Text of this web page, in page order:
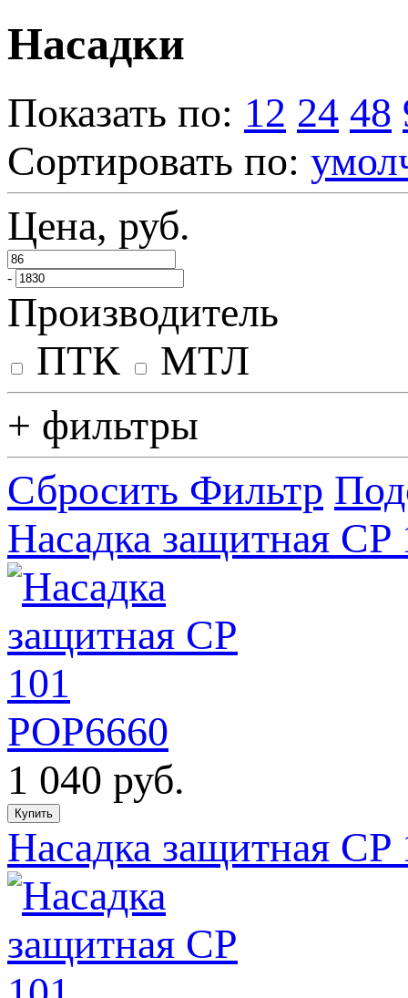
Насадки
Показать по: 12 24 48
Сортировать по:
Цена, руб.
-
Производитель
ПТК
МТЛ
+ фильтры
Сбросить Фильтр
Насадка защитная CP
1 040 руб.
Насадка защитная CP